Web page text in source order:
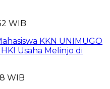
WIB
KKN UNIMUGO
Usaha Melinjo di
WIB